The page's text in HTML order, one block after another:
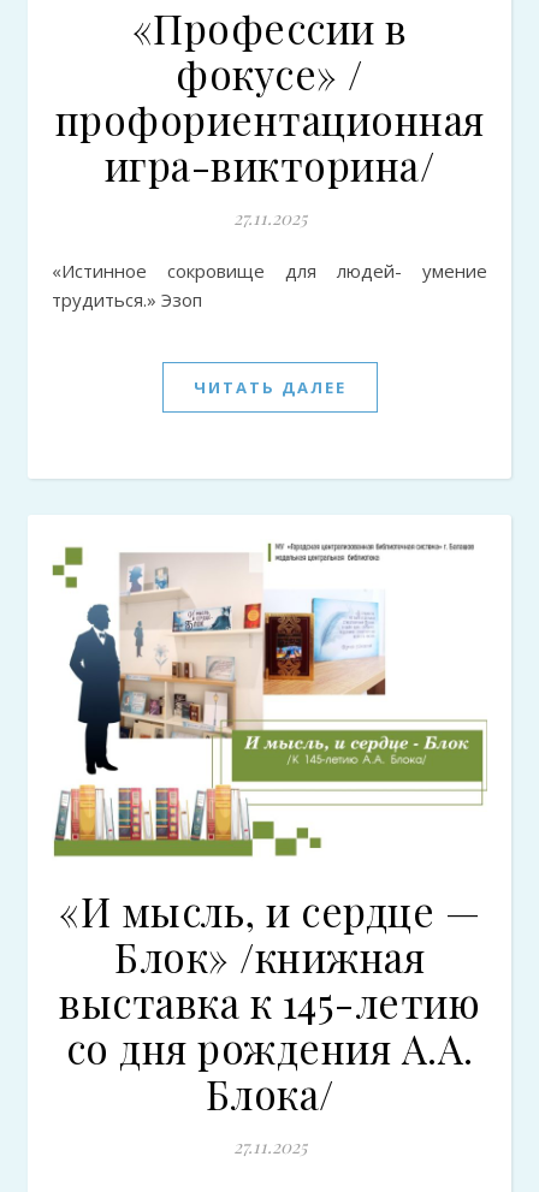
«Профессии в
фокусе» /
профориентационная
игра-викторина/
27.11.2025
«Истинное сокровище для людей- умение
трудиться.» Эзоп
ЧИТАТЬ ДАЛЕЕ
«И мысль, и сердце —
Блок» /книжная
выставка к 145-летию
со дня рождения А.А.
Блока/
27.11.2025